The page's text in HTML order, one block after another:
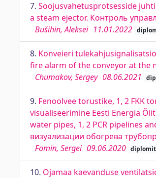
7. Soojusvahetusprotsesside
a steam ejector. Контроль
Bušihin, Aleksei 11.01.2022
8. Konveieri
fire alarm of the conveyor at the
Chumakov, Sergey 08.06.2021
9. Fenoolvee torustike, 1, 2 FKK
visualiseerimine Eesti Energia
water pipes, 1, 2 PCR pipelines
визуализации обогрева
Fomin, Sergei 09.06.2020
10. Ojamaa kaevanduse